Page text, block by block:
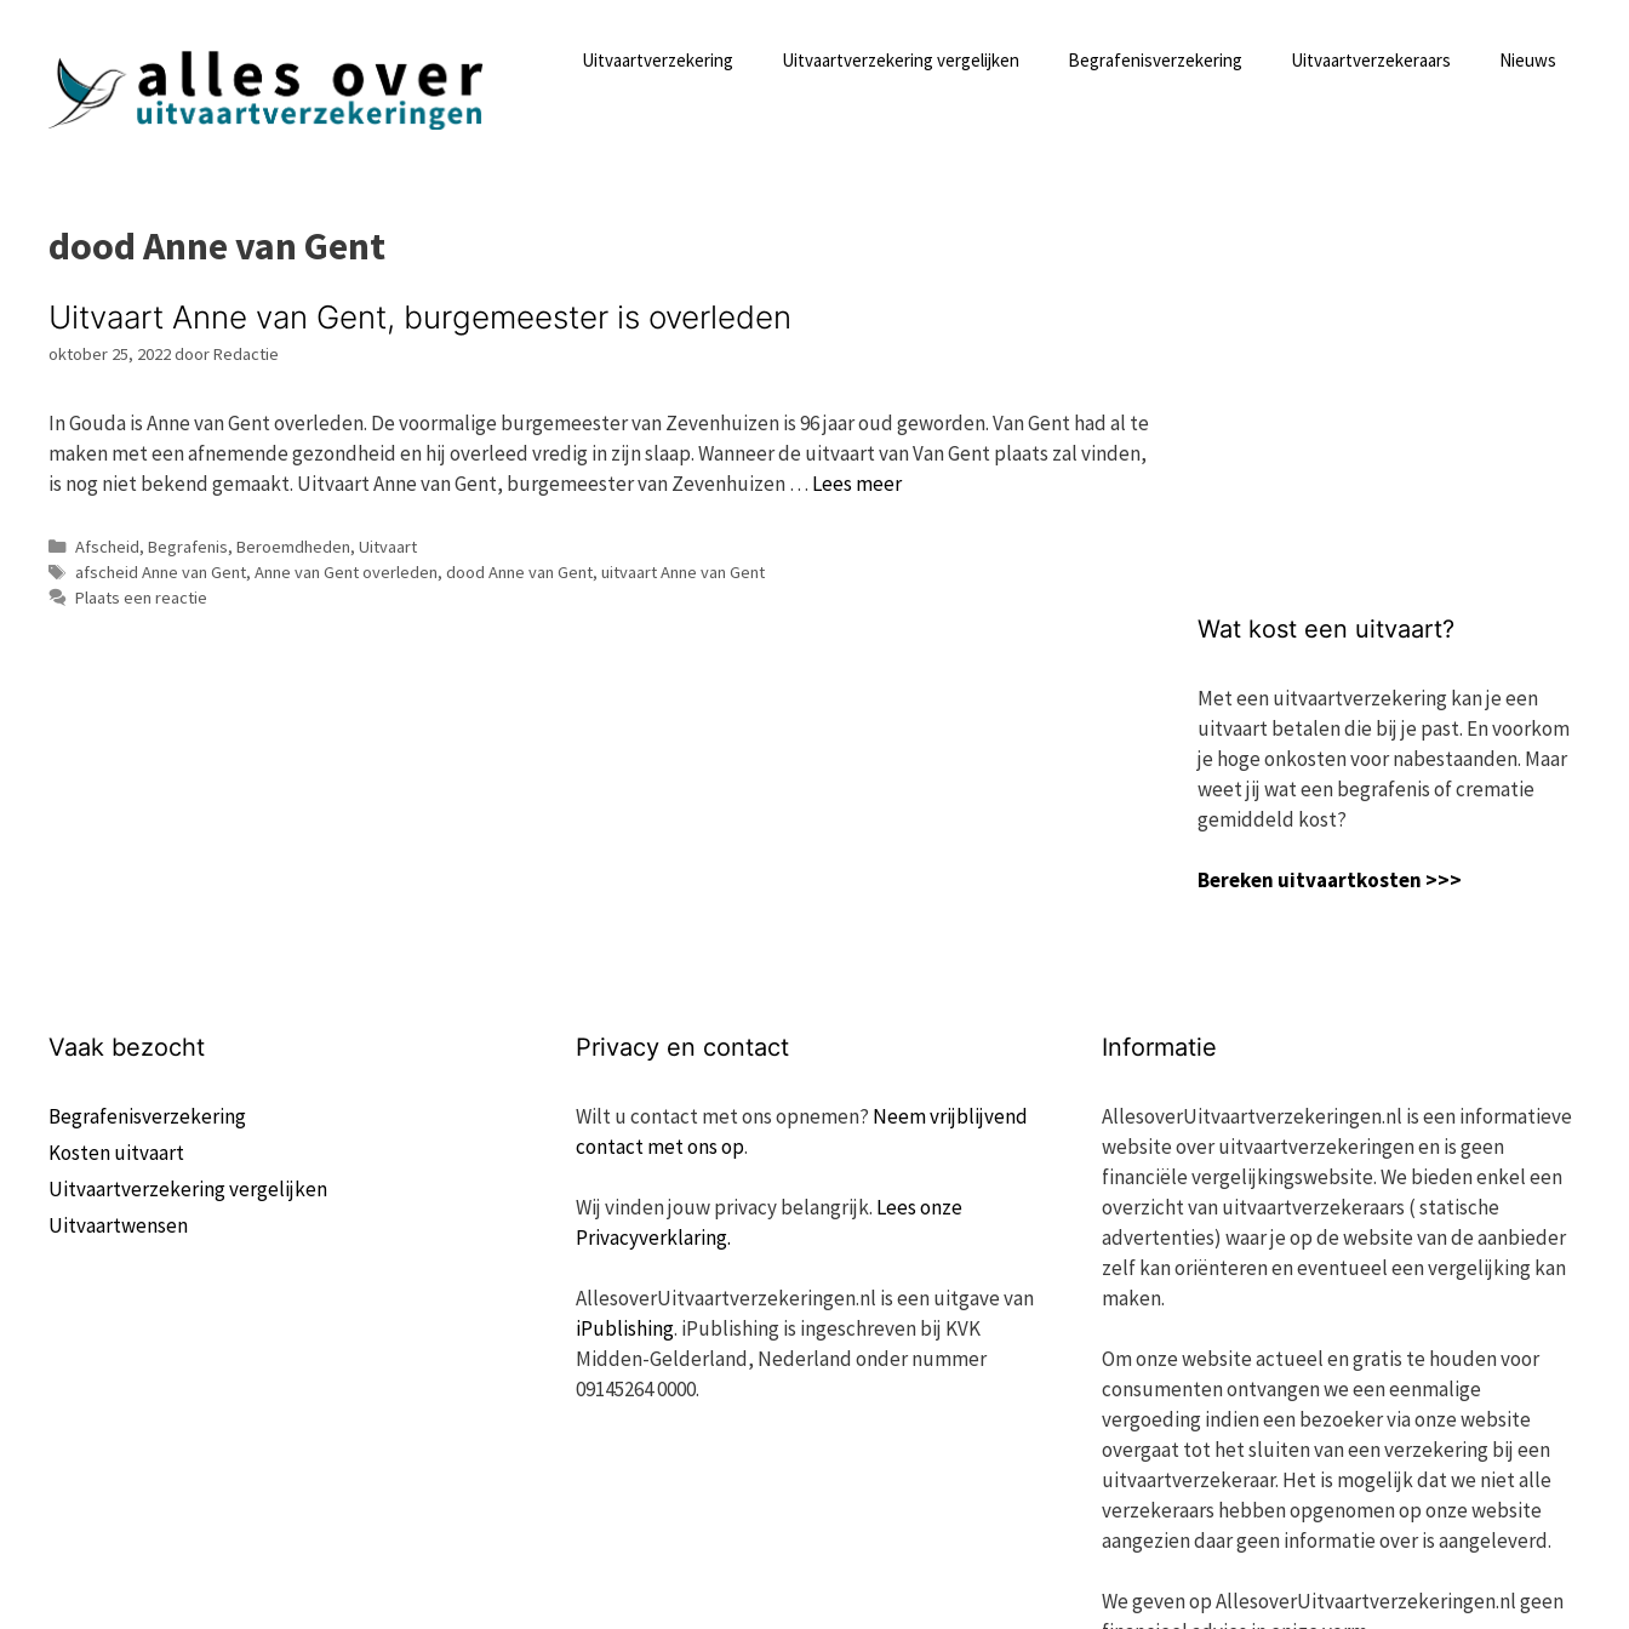
Uitvaartverzekering Uitvaartverzekering vergelijken Begrafenisverzekering Uitvaartverzekeraars Nieuws
dood Anne van Gent
Uitvaart Anne van Gent, burgemeester is overleden
oktober 25, 2022doorRedactie
In Gouda is Anne van Gent overleden. De voormalige burgemeester van Zevenhuizen is 96 jaar oud geworden. Van Gent had al te
maken met een afnemende gezondheid en hij overleed vredig in zijn slaap. Wanneer de uitvaart van Van Gent plaats zal vinden,
is nog niet bekend gemaakt. Uitvaart Anne van Gent, burgemeester van Zevenhuizen … Lees meer
Categorieën
Afscheid, Begrafenis, Beroemdheden, Uitvaart
Tags
afscheid Anne van Gent, Anne van Gent overleden, dood Anne van Gent, uitvaart Anne van Gent
Plaats een reactie
Wat kost een uitvaart?
Met een uitvaartverzekering kan je een
uitvaart betalen die bij je past. En voorkom
je hoge onkosten voor nabestaanden. Maar
weet jij wat een begrafenis of crematie
gemiddeld kost?
Bereken uitvaartkosten >>>
Vaak bezocht
Begrafenisverzekering
Kosten uitvaart
Uitvaartverzekering vergelijken
Uitvaartwensen
Privacy en contact
Wilt u contact met ons opnemen? Neem vrijblijvend
contact met ons op.
Wij vinden jouw privacy belangrijk. Lees onze
Privacyverklaring.
AllesoverUitvaartverzekeringen.nl is een uitgave van
iPublishing. iPublishing is ingeschreven bij KVK
Midden-Gelderland, Nederland onder nummer
09145264 0000.
Informatie
AllesoverUitvaartverzekeringen.nl is een informatieve
website over uitvaartverzekeringen en is geen
financiële vergelijkingswebsite. We bieden enkel een
overzicht van uitvaartverzekeraars ( statische
advertenties) waar je op de website van de aanbieder
zelf kan oriënteren en eventueel een vergelijking kan
maken.
Om onze website actueel en gratis te houden voor
consumenten ontvangen we een eenmalige
vergoeding indien een bezoeker via onze website
overgaat tot het sluiten van een verzekering bij een
uitvaartverzekeraar. Het is mogelijk dat we niet alle
verzekeraars hebben opgenomen op onze website
aangezien daar geen informatie over is aangeleverd.
We geven op AllesoverUitvaartverzekeringen.nl geen